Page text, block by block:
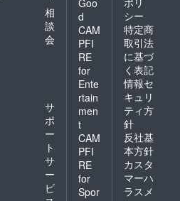
相
談
会
サ
ポ
ー
ト
サ
ー
ビ
d
CAM
PFI
RE
for
Ente
rtain
men
t
CAM
PFI
RE
for
Spor
シー
特定商
取引法
に基づ
く表記
情報セ
キュリ
ティ方
針
反社基
本方針
カスタ
マーハ
ラスメ